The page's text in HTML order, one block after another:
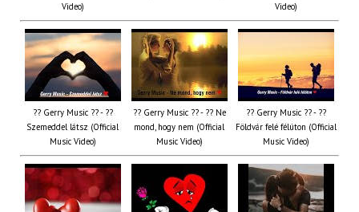
Video)
Video)
?? Gerry Music ?? - ??
Szemeddel látsz (Official
Music Video)
?? Gerry Music ?? - ?? Ne
mond, hogy nem (Official
Music Video)
?? Gerry Music ?? - ??
Földvár felé félúton (Official
Music Video)